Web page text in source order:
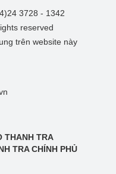
3728 - 1342
reserved
trên website này
THANH TRA
TRA CHÍNH PHỦ